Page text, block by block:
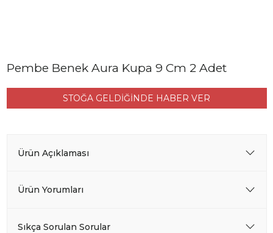
Pembe Benek Aura Kupa 9 Cm 2 Adet
STOĞA GELDİĞİNDE HABER VER
Ürün Açıklaması
Ürün Yorumları
Sıkça Sorulan Sorular